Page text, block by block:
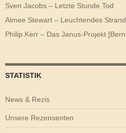
Sven Jacobs – Letzte Stunde Tod
Aimee Stewart – Leuchtendes
Philip Kerr – Das Janus-Projekt
STATISTIK
News & Rezis
Unsere Rezensenten